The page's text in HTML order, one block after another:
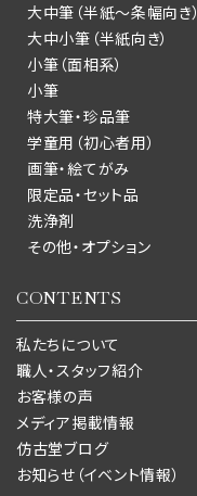
大中筆（半紙～条幅向き）
大中小筆（半紙向き）
小筆（面相系）
小筆
特大筆・珍品筆
学童用（初心者用）
画筆・絵てがみ
限定品・セット品
洗浄剤
その他・オプション
CONTENTS
私たちについて
職人・スタッフ紹介
お客様の声
メディア掲載情報
仿古堂ブログ
お知らせ（イベント情報）